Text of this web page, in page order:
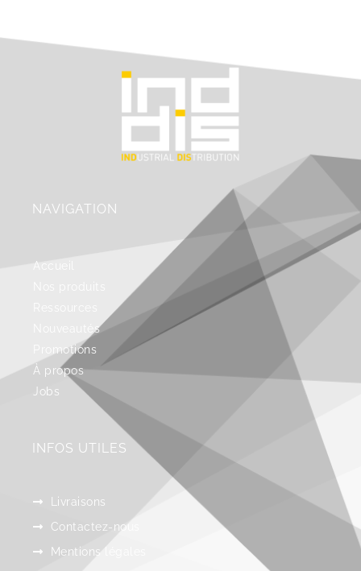
NAVIGATION
Accueil
Nouveautés
Promotions
À propos
Jobs
INFOS UTILES
Livraisons
Contactez-nous
Mentions légales